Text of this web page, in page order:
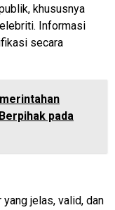
khususnya
Informasi
secara
pada
jelas, valid, dan